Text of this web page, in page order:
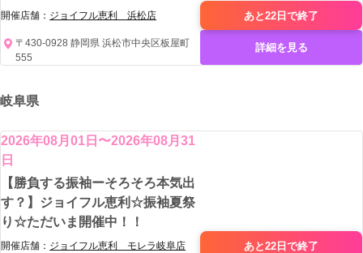
開催店舗： ジョイフル恵利 浜松店
〒430-0928 静岡県 浜松市中央区板屋町
555
あと22日で終了
詳細を見る
岐阜県
2026年08月01日〜2026年08月31
日
【勝負する振袖ーそろそろ本気出
す？】ジョイフル恵利☆振袖夏祭
り☆ただいま開催中！！
開催店舗： ジョイフル恵利 モレラ岐阜店 あと22日で終了